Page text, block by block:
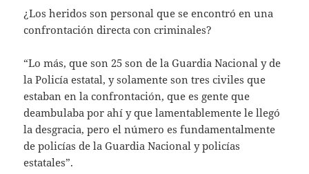
¿Los heridos son personal que se encontró en una
confrontación directa con criminales?
“Lo más, que son 25 son de la Guardia Nacional y de
la Policía estatal, y solamente son tres civiles que
estaban en la confrontación, que es gente que
deambulaba por ahí y que lamentablemente le llegó
la desgracia, pero el número es fundamentalmente
de policías de la Guardia Nacional y policías
estatales”.